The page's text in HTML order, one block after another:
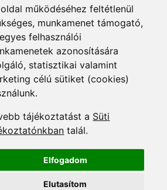
működéséhez feltétlenül
munkamenet támogató,
felhasználói
azonosítására
statisztikai valamint
célú sütiket (cookies)
tájékoztatást a Süti
talál.
Elfogadom
Elutasítom
+36 1 880 7600
info@mprx.hu
Impresszum
Kapcsolat
Menedzserpraxis.hu